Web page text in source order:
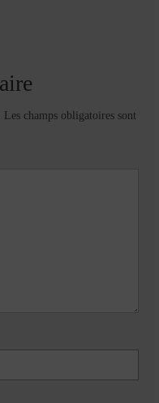
Les champs obligatoires sont